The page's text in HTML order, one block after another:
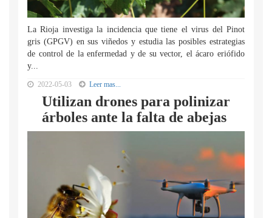
La Rioja investiga la incidencia que tiene el virus del Pinot
gris (GPGV) en sus viñedos y estudia las posibles estrategias
de control de la enfermedad y de su vector, el ácaro eriófido
y...
2022-05-03 Leer mas...
Utilizan drones para polinizar
árboles ante la falta de abejas